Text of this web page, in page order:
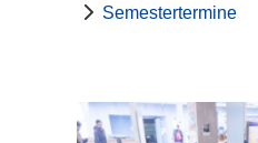
Semestertermine